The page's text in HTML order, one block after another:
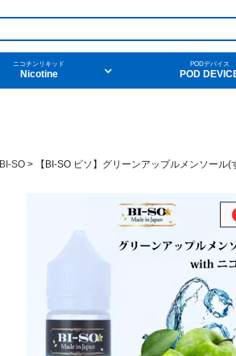
ニコチンベース
ニコチンリキッド
Nicotine
PODデバイス
POD
BI-SO > 【BI-SO ビソ】グリーンアップルメンソール